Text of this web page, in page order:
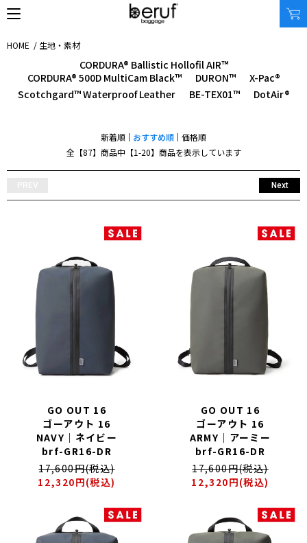
SEARCH
オンラインストア
商品タイプ 使用シーン
XS｜5リッター以下
S｜10リッター以下
M｜20リッター以下
L｜25リッター以下
XL｜26リッター以上
ノートPC｜16インチ相当
¥10,000 - ¥19,999
¥20,000 - ¥29,999
ブランドストーリー
ジャーナル
取扱店舗
メンバーシップ
FAQ｜よくある質問
INTERNATIONAL SHIPPING
ログイン
マイページ
お問い合わせ
特定商取引法に基づく表記
HOME / 生地・素材
CORDURA® Ballistic Hollofil AIR™
CORDURA® 500D MultiCam Black™
DURON™
X-Pac®
Scotchgard™ Waterproof Leather
BE-TEX01™ DotAir®
新着順 おすすめ順 価格順
Next
全【87】商品中【1-20】商品を表示しています
GO OUT 16
ゴーアウト 16
NAVY｜ネイビー
brf-GR16-DR
17,600円(税込)
12,320円(税込)
GO OUT 16
ゴーアウト 16
ARMY｜アーミー
brf-GR16-DR
17,600円(税込)
12,320円(税込)